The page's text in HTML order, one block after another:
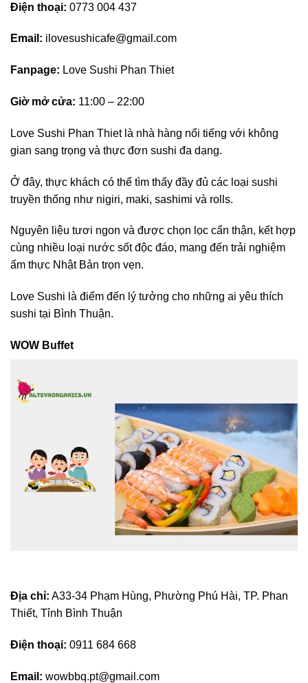
Điện thoại: 0773 004 437
Email: ilovesushicafe@gmail.com
Fanpage: Love Sushi Phan Thiet
Giờ mở cửa: 11:00 – 22:00
Love Sushi Phan Thiet là nhà hàng nổi tiếng với không
gian sang trọng và thực đơn sushi đa dạng.
Ở đây, thực khách có thể tìm thấy đầy đủ các loại sushi
truyền thống như nigiri, maki, sashimi và rolls.
Nguyên liệu tươi ngon và được chọn lọc cẩn thận, kết hợp
cùng nhiều loại nước sốt độc đáo, mang đến trải nghiệm
ẩm thực Nhật Bản trọn vẹn.
Love Sushi là điểm đến lý tưởng cho những ai yêu thích
sushi tại Bình Thuận.
WOW Buffet
Địa chỉ: A33-34 Phạm Hùng, Phường Phú Hài, TP. Phan
Thiết, Tỉnh Bình Thuận
Điện thoại: 0911 684 668
Email: wowbbq.pt@gmail.com